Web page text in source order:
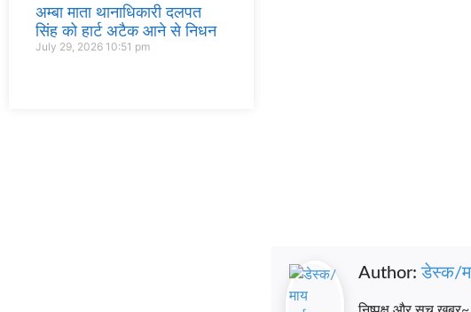
अम्बा माता थानाधिकारी दलपत
सिंह को हार्ट अटैक आने से निधन
July 29, 2026 10:51 pm
Author:डेस्क/